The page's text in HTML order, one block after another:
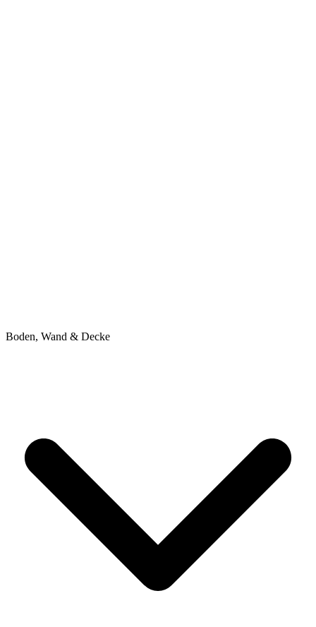
Boden, Wand & Decke